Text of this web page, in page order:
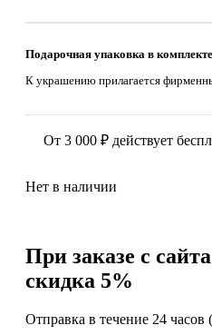
Подарочная упаковка в комплекте
К украшению прилагается
От 3 000 ₽ действует
Нет в наличии
При заказе с
скидка 5%
Отправка в течение 24